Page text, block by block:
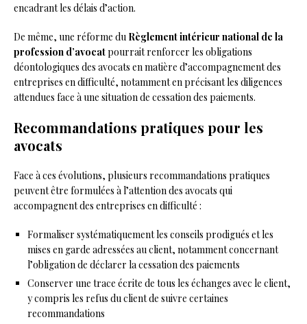
encadrant les délais d’action.
De même, une réforme du Règlement intérieur national de la
profession d’avocatpourrait renforcer les obligations
déontologiques des avocats en matière d’accompagnement des
entreprises en difficulté, notamment en précisant les diligences
attendues face à une situation de cessation des paiements.
Recommandations pratiques pour les
avocats
Face à ces évolutions, plusieurs recommandations pratiques
peuvent être formulées à l’attention des avocats qui
accompagnent des entreprises en difficulté :
Formaliser systématiquement les conseils prodigués et les
mises en garde adressées au client, notamment concernant
l’obligation de déclarer la cessation des paiements
Conserver une trace écrite de tous les échanges avec le client,
y compris les refus du client de suivre certaines
recommandations